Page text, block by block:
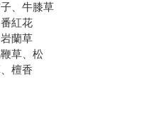
、牛膝草
紅花
蘭草
草、松
檀香